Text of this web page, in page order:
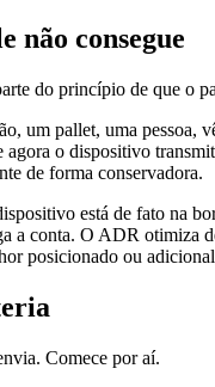
não consegue
do princípio de que o
um pallet, uma pessoa,
o dispositivo
de forma conservadora.
está de fato na
a conta. O ADR
posicionado ou
Comece por aí.